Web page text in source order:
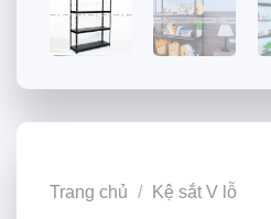
Trang chủ / Kệ sắt V lỗ